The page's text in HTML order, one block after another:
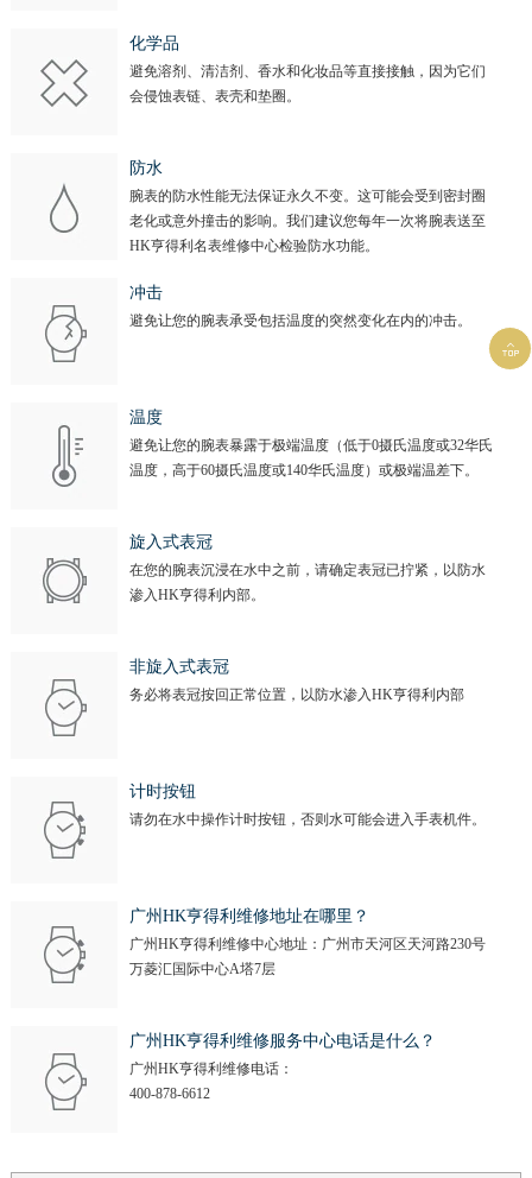
化学品
避免溶剂、清洁剂、香水和化妆品等直接接触，因为它们
会侵蚀表链、表壳和垫圈。
防水
腕表的防水性能无法保证永久不变。这可能会受到密封圈
老化或意外撞击的影响。我们建议您每年一次将腕表送至
HK亨得利名表维修中心检验防水功能。
冲击
避免让您的腕表承受包括温度的突然变化在内的冲击。
温度
避免让您的腕表暴露于极端温度（低于0摄氏温度或32华氏
温度，高于60摄氏温度或140华氏温度）或极端温差下。
旋入式表冠
在您的腕表沉浸在水中之前，请确定表冠已拧紧，以防水
渗入HK亨得利内部。
非旋入式表冠
务必将表冠按回正常位置，以防水渗入HK亨得利内部
计时按钮
请勿在水中操作计时按钮，否则水可能会进入手表机件。
广州HK亨得利维修地址在哪里？
广州HK亨得利维修中心地址：广州市天河区天河路230号
万菱汇国际中心A塔7层
广州HK亨得利维修服务中心电话是什么？
广州HK亨得利维修电话：
400-878-6612
